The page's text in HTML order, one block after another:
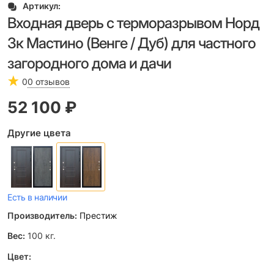
Артикул:
Входная дверь с терморазрывом Норд
3к Мастино (Венге / Дуб) для частного
загородного дома и дачи
00 отзывов
52 100 ₽
Другие цвета
Есть в наличии
Производитель: Престиж
Вес: 100 кг.
Цвет: